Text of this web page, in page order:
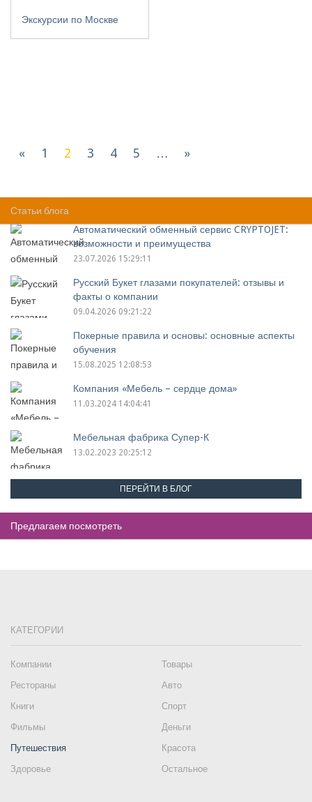
Экскурсии по Москве
« 1 2 3 4 5 … »
Статьи блога
Автоматический обменный сервис CRYPTOJET:
возможности и преимущества
23.07.2026 15:29:11
Русский Букет глазами покупателей: отзывы и
факты о компании
09.04.2026 09:21:22
Покерные правила и основы: основные аспекты
обучения
15.08.2025 12:08:53
Компания «Мебель – сердце дома»
11.03.2024 14:04:41
Мебельная фабрика Супер-К
13.02.2023 20:25:12
ПЕРЕЙТИ В БЛОГ
Предлагаем посмотреть
КАТЕГОРИИ
Компании
Товары
Рестораны
Авто
Книги
Спорт
Фильмы
Деньги
Путешествия
Красота
Здоровье
Остальное